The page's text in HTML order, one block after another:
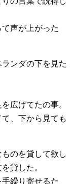
声が上がった
ンダの下を見た
広げてたの事。
、下から見ても
のを貸して欲し
貸した。
繰り寄せるた